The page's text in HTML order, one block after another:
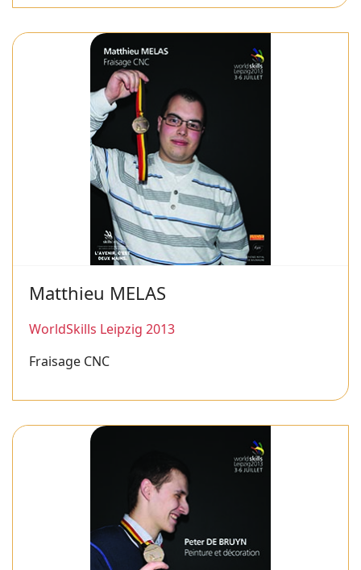
Matthieu MELAS
WorldSkills Leipzig 2013
Fraisage CNC